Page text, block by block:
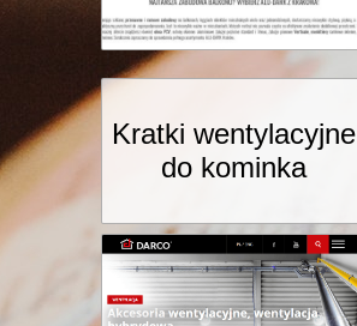
Kratki wentylacyjne
do kominka